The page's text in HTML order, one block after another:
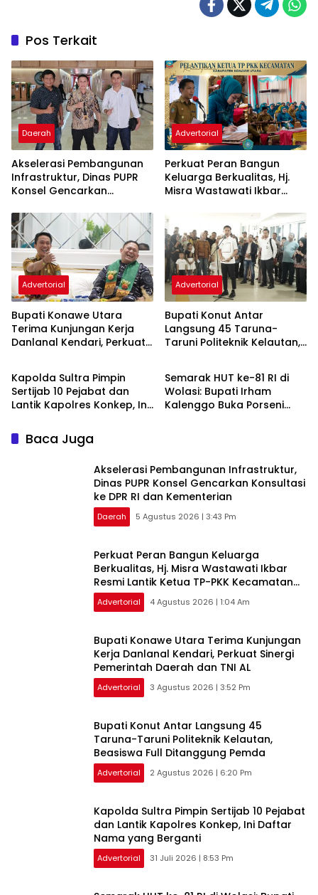
Pos Terkait
Daerah
Akselerasi Pembangunan
Infrastruktur, Dinas PUPR
Konsel Gencarkan
Kementerian
Advertorial
‎Perkuat Peran Bangun
Keluarga Berkualitas, Hj.
Misra Wastawati Ikbar
Kecamatan se-Konawe
Utara
Advertorial
Bupati Konawe Utara
Terima Kunjungan Kerja
Danlanal Kendari, Perkuat
Advertorial
Bupati Konut Antar
Langsung 45 Taruna-
Taruni Politeknik Kelautan,
Advertorial
‎Kapolda Sultra Pimpin
Sertijab 10 Pejabat dan
Lantik Kapolres Konkep, Ini
Berganti
Advertorial
Semarak HUT ke-81 RI di
Wolasi: Bupati Irham
Kalenggo Buka Porseni
Baca Juga
Akselerasi Pembangunan Infrastruktur,
Dinas PUPR Konsel Gencarkan Konsultasi
ke DPR RI dan Kementerian
Daerah 5 Agustus 2026 | 3:43 Pm
‎Perkuat Peran Bangun Keluarga
Berkualitas, Hj. Misra Wastawati Ikbar
Resmi Lantik Ketua TP-PKK Kecamatan
se-Konawe Utara
Advertorial 4 Agustus 2026 | 1:04 Am
Bupati Konawe Utara Terima Kunjungan
Kerja Danlanal Kendari, Perkuat Sinergi
Pemerintah Daerah dan TNI AL
Advertorial 3 Agustus 2026 | 3:52 Pm
Bupati Konut Antar Langsung 45
Taruna-Taruni Politeknik Kelautan,
Beasiswa Full Ditanggung Pemda
Advertorial 2 Agustus 2026 | 6:20 Pm
‎Kapolda Sultra Pimpin Sertijab 10 Pejabat
dan Lantik Kapolres Konkep, Ini Daftar
Nama yang Berganti
Advertorial 31 Juli 2026 | 8:53 Pm